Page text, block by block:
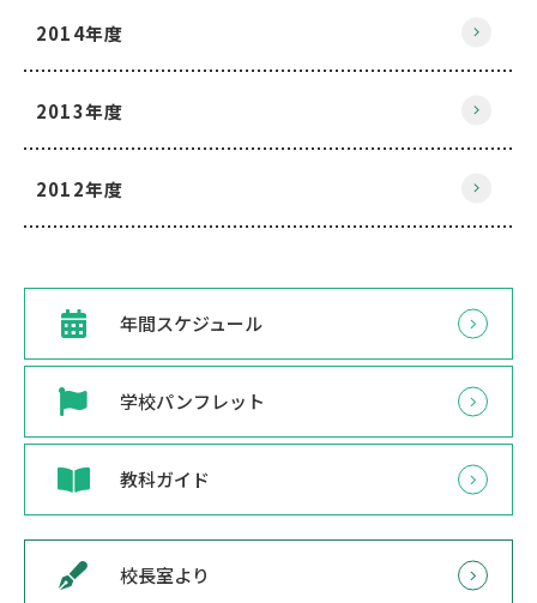
2014年度
2013年度
2012年度
年間スケジュール
学校パンフレット
教科ガイド
校長室より